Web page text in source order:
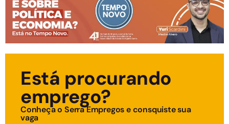
Está procurando
emprego?
Conheça o Serra Empregos e consquiste sua
vaga